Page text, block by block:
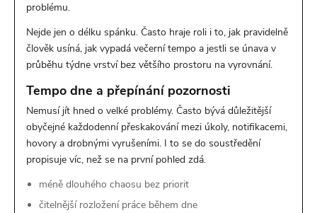
problému.
Nejde jen o délku spánku. Často hraje roli i to, jak pravidelně
člověk usíná, jak vypadá večerní tempo a jestli se únava v
průběhu týdne vrství bez většího prostoru na vyrovnání.
Tempo dne a přepínání pozornosti
Nemusí jít hned o velké problémy. Často bývá důležitější
obyčejné každodenní přeskakování mezi úkoly, notifikacemi,
hovory a drobnými vyrušeními. I to se do soustředění
propisuje víc, než se na první pohled zdá.
méně dlouhého chaosu bez priorit
čitelnější rozložení práce během dne